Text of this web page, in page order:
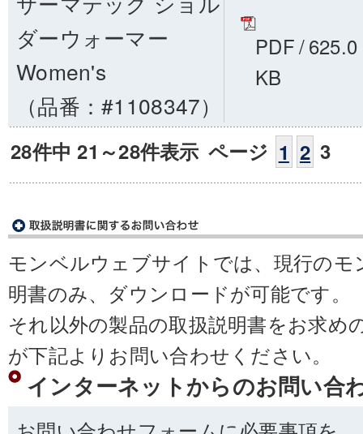
ダーウォーマー
Women's
（品番：#1108347）
PDF/625.0
KB
28件中 21～28件表示 ページ 1 2 3
モンベルウェブサイトでは、現行のモ
明書のみ、ダウンロードが可能です。
それ以外の製品の取扱説明書をお求め
が下記よりお問い合わせください。
インターネットからのお問い合